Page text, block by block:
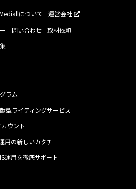
Mediallについて
運営会社
問い合わせ
取材依頼
ラム
型ライティングサービス
ウント
用の新しいカタチ
運用を徹底サポート